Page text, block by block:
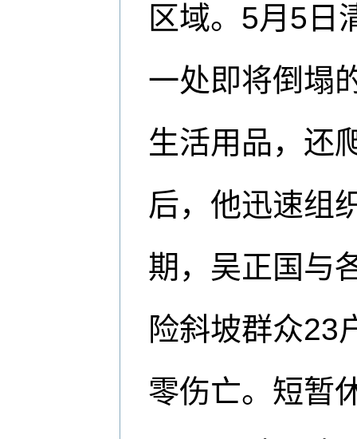
区域。5月5日
一处即将倒塌
生活用品，还
后，他迅速组
期，吴正国与
险斜坡群众23
零伤亡。短暂